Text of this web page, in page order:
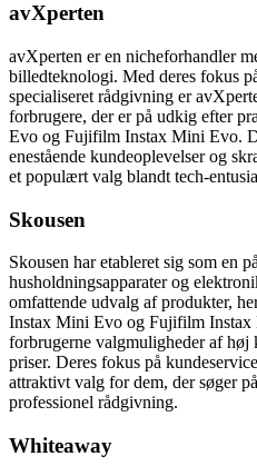
avXperten
avXperten er en nicheforhandler
billedteknologi. Med deres fokus
specialiseret rådgivning er
forbrugere, der er på udkig efter
Evo og Fujifilm Instax Mini Evo.
enestående kundeoplevelser og
et populært valg blandt tech-
Skousen
Skousen har etableret sig som en
husholdningsapparater og
omfattende udvalg af produkter,
Instax Mini Evo og Fujifilm Instax
forbrugerne valgmuligheder af
priser. Deres fokus på
attraktivt valg for dem, der søger
professionel rådgivning.
Whiteaway